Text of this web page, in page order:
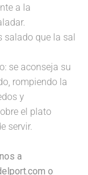
a la
salado que la sal
se aconseja su
rompiendo la
y
el plato
servir.
a
o